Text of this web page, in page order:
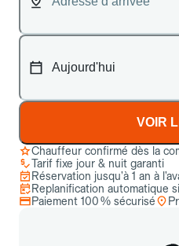
VOIR
Chauffeur confirmé dès la
Tarif fixe jour & nuit garanti
Réservation jusqu’à 1 an à
Replanification automatique
Paiement 100 % sécurisé